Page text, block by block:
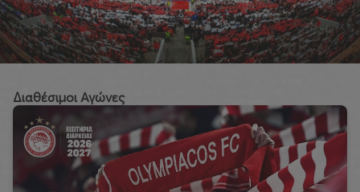
Διαθέσιμοι Αγώνες